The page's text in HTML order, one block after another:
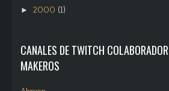
► 2000 (1)
CANALES DE TWITCH
MAKEROS